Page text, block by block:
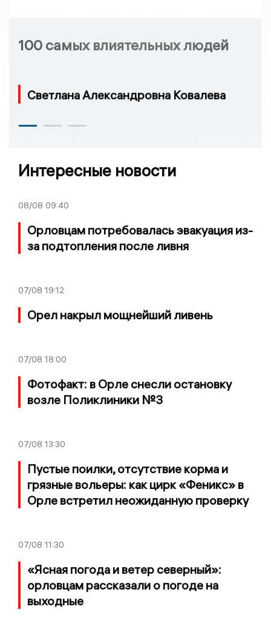
100 самых влиятельных людей
Светлана Александровна Ковалева
Интересные новости
08/08 09:40
Орловцам потребовалась эвакуация из-
за подтопления после ливня
07/08 19:12
Орел накрыл мощнейший ливень
07/08 18:00
Фотофакт: в Орле снесли остановку
возле Поликлиники №3
07/08 13:30
Пустые поилки, отсутствие корма и
грязные вольеры: как цирк «Феникс» в
Орле встретил неожиданную проверку
07/08 11:30
«Ясная погода и ветер северный»:
орловцам рассказали о погоде на
выходные